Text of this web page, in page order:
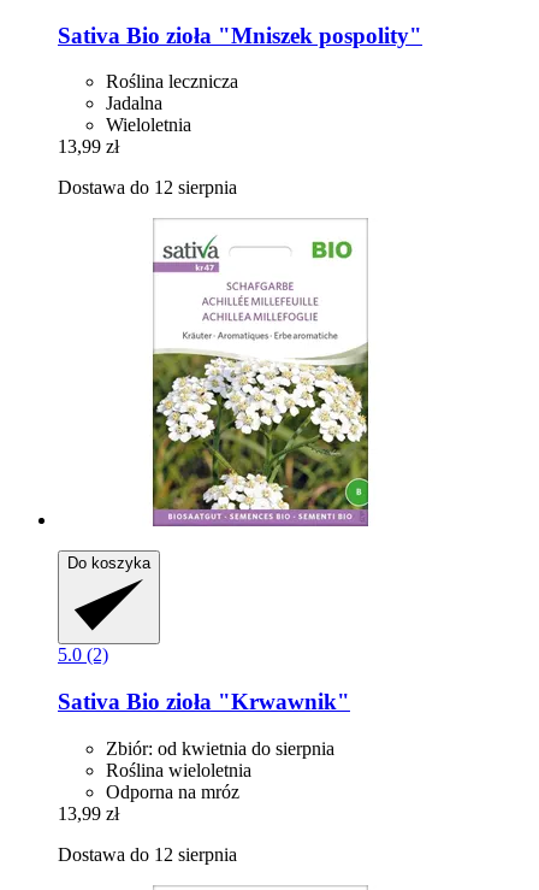
Sativa Bio zioła "Mniszek pospolity"
Roślina lecznicza
Jadalna
Wieloletnia
13,99 zł
Dostawa do 12 sierpnia
Do koszyka
5.0 (2)
Sativa Bio zioła "Krwawnik"
Zbiór: od kwietnia do sierpnia
Roślina wieloletnia
Odporna na mróz
13,99 zł
Dostawa do 12 sierpnia